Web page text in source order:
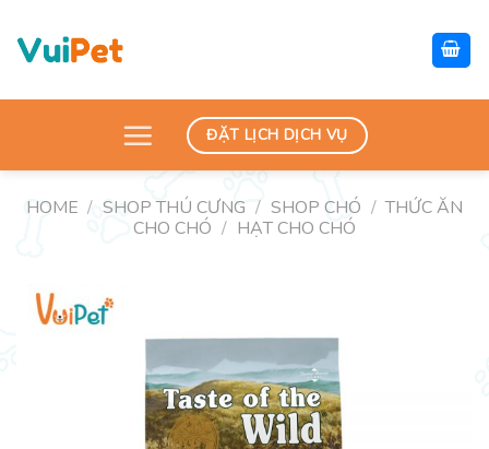
content
ĐẶT LỊCH DỊCH VỤ
HOME / SHOP THÚ CƯNG / SHOP CHÓ / THỨC ĂN
CHO CHÓ / HẠT CHO CHÓ